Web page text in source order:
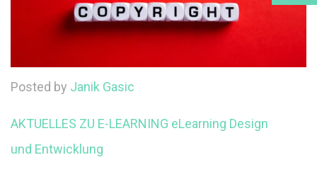
Posted by Janik Gasic
AKTUELLES ZU E-LEARNING eLearning Design
und Entwicklung